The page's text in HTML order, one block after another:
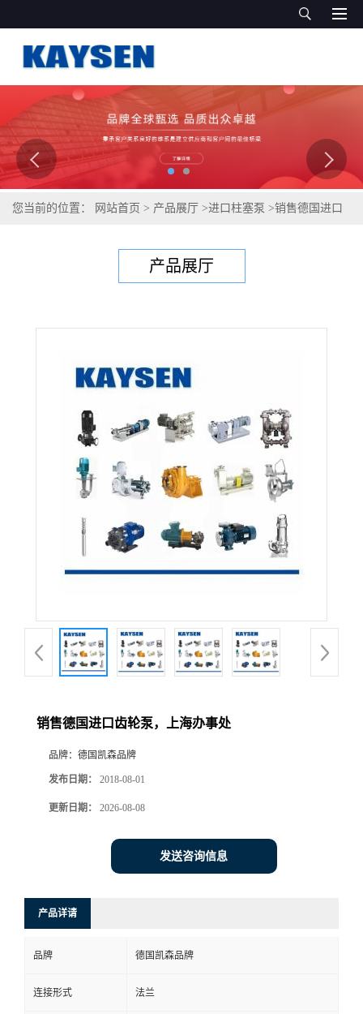
您当前的位置： 网站首页 > 产品展厅 >进口柱塞泵 >销售德国进口
产品展厅
销售德国进口齿轮泵，上海办事处
品牌： 德国凯森品牌
发布日期： 2018-08-01
更新日期： 2026-08-08
发送咨询信息
产品详请
品牌 德国凯森品牌
连接形式 法兰